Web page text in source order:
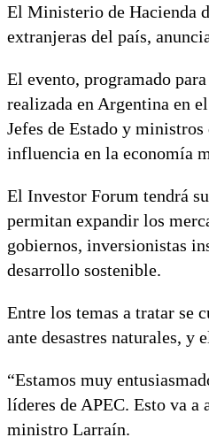
El Ministerio de Hacienda
extranjeras del país,
El evento, programado
realizada en Argentina en
Jefes de Estado y
influencia en la economía
El Investor Forum tendrá
permitan expandir los
gobiernos, inversionistas
desarrollo sostenible.
Entre los temas a tratar se
ante desastres naturales, y
“Estamos muy
líderes de APEC. Esto va
ministro Larraín.